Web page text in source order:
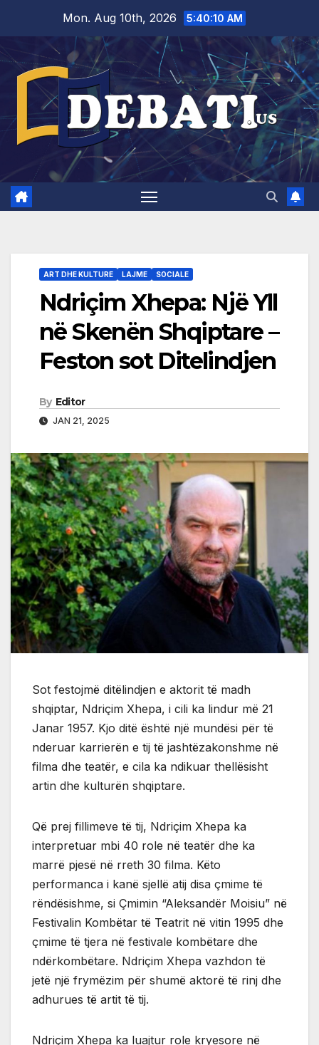
content
Mon. Aug 10th, 2026 5:40:11 AM
ART DHE KULTURE LAJME SOCIALE
Ndriçim Xhepa: Një Yll
në Skenën Shqiptare –
Feston sot Ditelindjen
By Editor
JAN 21, 2025
Sot festojmë ditëlindjen e aktorit të madh
shqiptar, Ndriçim Xhepa, i cili ka lindur më 21
Janar 1957. Kjo ditë është një mundësi për të
nderuar karrierën e tij të jashtëzakonshme në
filma dhe teatër, e cila ka ndikuar thellësisht
artin dhe kulturën shqiptare.
Që prej fillimeve të tij, Ndriçim Xhepa ka
interpretuar mbi 40 role në teatër dhe ka
marrë pjesë në rreth 30 filma. Këto
performanca i kanë sjellë atij disa çmime të
rëndësishme, si Çmimin “Aleksandër Moisiu” në
Festivalin Kombëtar të Teatrit në vitin 1995 dhe
çmime të tjera në festivale kombëtare dhe
ndërkombëtare. Ndriçim Xhepa vazhdon të
jetë një frymëzim për shumë aktorë të rinj dhe
adhurues të artit të tij.
Ndriçim Xhepa ka luajtur role kryesore në